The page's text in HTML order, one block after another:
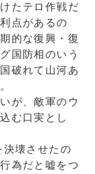
たテロ作戦だ
点があるの
的な復興・復
国防相のいう
破れて山河あ
が、敵軍のウ
む口実とし
壊させたの
為だと嘘をつ